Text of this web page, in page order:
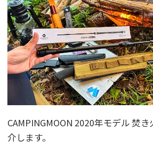
CAMPINGMOON 2020年モデル 焚
介します。